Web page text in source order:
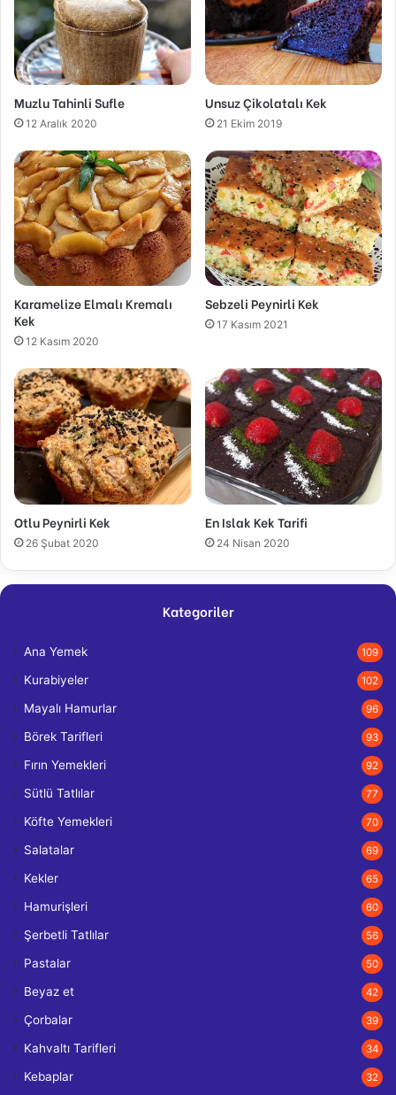
Muzlu Tahinli Sufle
12 Aralık 2020
Unsuz Çikolatalı Kek
21 Ekim 2019
Karamelize Elmalı Kremalı
Kek
12 Kasım 2020
Sebzeli Peynirli Kek
17 Kasım 2021
Otlu Peynirli Kek
26 Şubat 2020
En Islak Kek Tarifi
24 Nisan 2020
Kategoriler
Ana Yemek 109
Kurabiyeler 102
Mayalı Hamurlar 96
Börek Tarifleri 93
Fırın Yemekleri 92
Sütlü Tatlılar 77
Köfte Yemekleri 70
Salatalar 69
Kekler 65
Hamurişleri 60
Şerbetli Tatlılar 56
Pastalar 50
Beyaz et 42
Çorbalar 39
Kahvaltı Tarifleri 34
Kebaplar 32